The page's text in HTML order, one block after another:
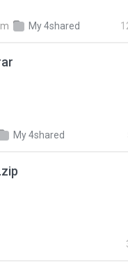
My 4shared
My 4shared